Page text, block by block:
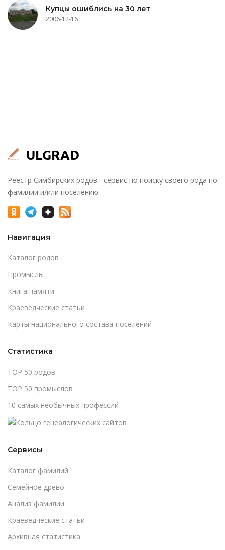
Купцы ошиблись на 30 лет
2006-12-16
Реестр Симбирских родов - сервис по поиску своего рода по
фамилии и/или поселению.
Навигация
Каталог родов
Промыслы
Книга памяти
Краеведческие статьи
Карты национального состава поселений
Статистика
TOP 50 родов
TOP 50 промыслов
10 самых необычных профессий
Сервисы
Каталог фамилий
Cемейное древо
Анализ фамилии
Краеведческие статьи
Архивная статистика